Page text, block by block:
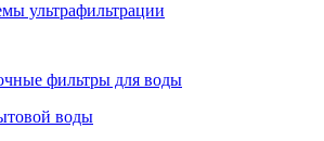
ультрафильтрации
фильтры для воды
воды